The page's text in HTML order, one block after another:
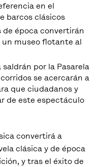
en el
barcos clásicos
de época convertirán
un museo flotante al
por la Pasarela
se acercarán a
que ciudadanos y
de este espectáculo
convertirá a
clásica y de época
y tras el éxito de